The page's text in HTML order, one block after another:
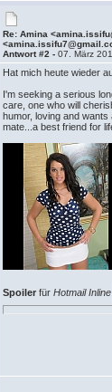
Re: Amina
Antwort #2 -07. März
Hat mich heute wieder
I'm seeking a serious
care, one who will
humor, loving and
mate...a best friend for
Spoiler fürHotmail Inline